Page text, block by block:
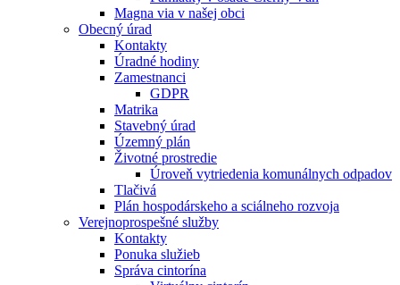
Magna via v našej obci
Obecný úrad
Kontakty
Úradné hodiny
Zamestnanci
GDPR
Matrika
Stavebný úrad
Územný plán
Životné prostredie
Úroveň vytriedenia komunálnych odpadov
Tlačivá
Plán hospodárskeho a sciálneho rozvoja
Verejnoprospešné služby
Kontakty
Ponuka služieb
Správa cintorína